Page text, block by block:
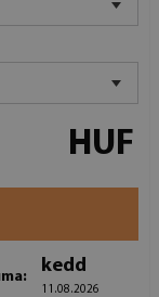
HUF
kedd
11.08.2026